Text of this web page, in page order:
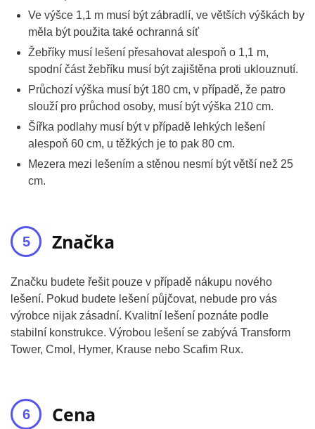
Ve výšce 1,1 m musí být zábradlí, ve větších výškách by
měla být použita také ochranná síť
Žebříky musí lešení přesahovat alespoň o 1,1 m,
spodní část žebříku musí být zajištěna proti uklouznutí.
Průchozí výška musí být 180 cm, v případě, že patro
slouží pro průchod osoby, musí být výška 210 cm.
Šířka podlahy musí být v případě lehkých lešení
alespoň 60 cm, u těžkých je to pak 80 cm.
Mezera mezi lešením a stěnou nesmí být větší než 25
cm.
Značka
Značku budete řešit pouze v případě nákupu nového
lešení. Pokud budete lešení půjčovat, nebude pro vás
výrobce nijak zásadní. Kvalitní lešení poznáte podle
stabilní konstrukce. Výrobou lešení se zabývá Transform
Tower, Cmol, Hymer, Krause nebo Scafim Rux.
Cena